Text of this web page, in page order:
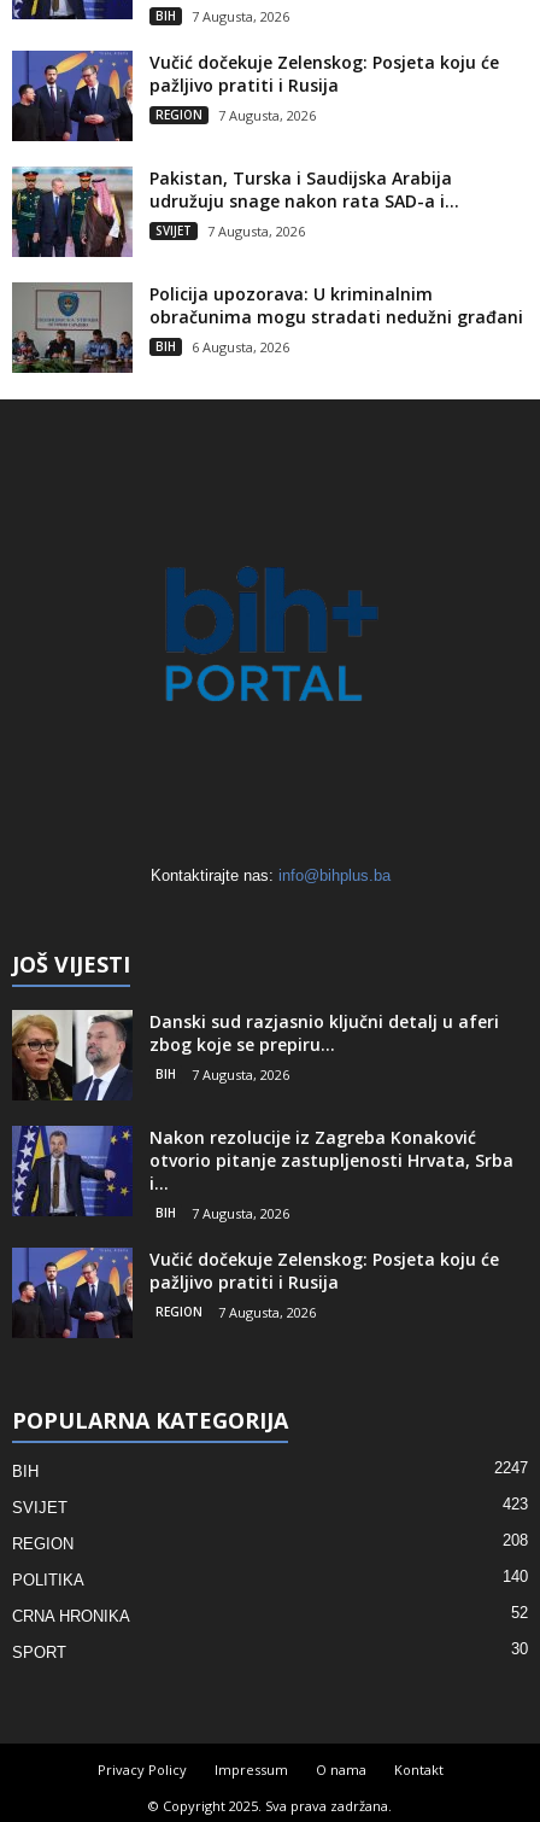
BIH 7 Augusta, 2026
Vučić dočekuje Zelenskog: Posjeta koju će
pažljivo pratiti i Rusija
REGION 7 Augusta, 2026
Pakistan, Turska i Saudijska Arabija
udružuju snage nakon rata SAD-a i...
SVIJET 7 Augusta, 2026
Policija upozorava: U kriminalnim
obračunima mogu stradati nedužni građani
BIH 6 Augusta, 2026
Kontaktirajte nas: info@bihplus.ba
JOŠ VIJESTI
Danski sud razjasnio ključni detalj u aferi
zbog koje se prepiru...
BIH 7 Augusta, 2026
Nakon rezolucije iz Zagreba Konaković
otvorio pitanje zastupljenosti Hrvata, Srba
i...
BIH 7 Augusta, 2026
Vučić dočekuje Zelenskog: Posjeta koju će
pažljivo pratiti i Rusija
REGION 7 Augusta, 2026
POPULARNA KATEGORIJA
BIH 2247
SVIJET 423
REGION 208
POLITIKA 140
CRNA HRONIKA 52
SPORT 30
Privacy Policy Impressum O nama
Kontakt
© Copyright 2025. Sva prava zadržana.